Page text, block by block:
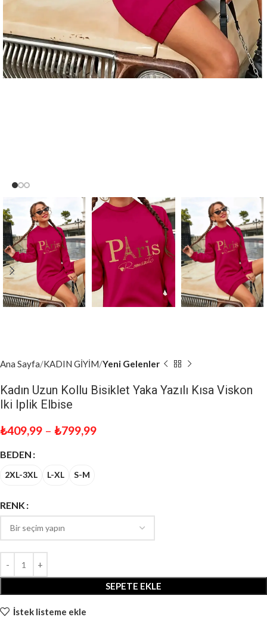
Ana Sayfa KADIN GİYİM Yeni Gelenler
Kadın Uzun Kollu Bisiklet Yaka Yazılı Kısa Viskon
Iki Iplik Elbise
₺409,99 – ₺799,99
BEDEN
2XL-3XL L-XL S-M
RENK
SEPETE EKLE
İstek listeme ekle